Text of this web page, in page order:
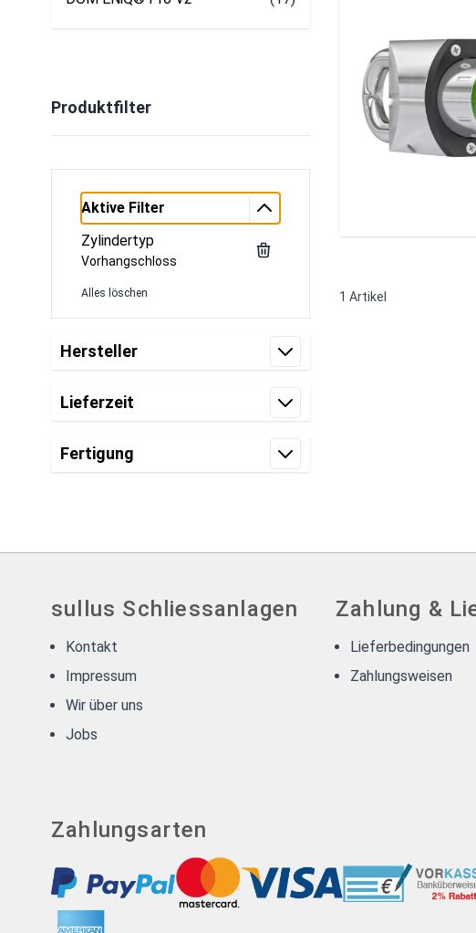
Produktfilter
Aktive Filter
Zylindertyp
Vorhangschloss
Alles löschen
Zur Produktliste springen
Hersteller
Lieferzeit
Fertigung
1 Artikel
sullus Schliessanlagen
Kontakt
Impressum
Wir über uns
Jobs
Zahlung &
Lieferbedingungen
Zahlungsweisen
Zahlungsarten